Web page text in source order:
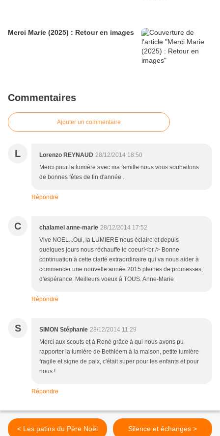
Merci Marie (2025) : Retour en images
Commentaires
Ajouter un commentaire
L Lorenzo REYNAUD 28/12/2014 18:50
Merci pour la lumière avec ma famille nous vous souhaitons
de bonnes fêtes de fin d'année .
Répondre
C chalamel anne-marie 28/12/2014 17:52
Vive NOEL...Oui, la LUMIERE nous éclaire et depuis
quelques jours nous réchauffe le coeur!<br /> Bonne
continuation à cette clarté extraordinaire qui va nous aider à
commencer une nouvelle année 2015 pleines de promesses,
d'espérance. Meilleurs voeux à TOUS. Anne-Marie
Répondre
S SIMON Stéphanie 28/12/2014 11:29
Merci aux scouts et à René grâce à qui nous avons pu
rapporter la lumière de Bethléem à la maison, petite lumière
fragile et signe de paix, c'était super pour les enfants et pour
nous !
Répondre
< Les patins du Père Noël Silence et échanges >